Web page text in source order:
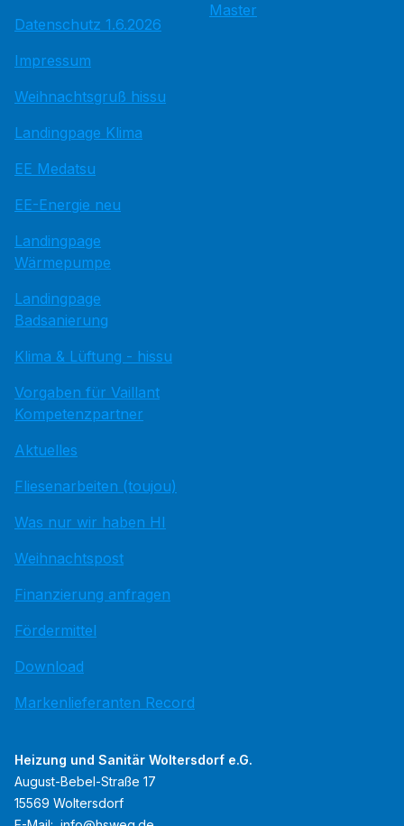
Datenschutz 1.6.2026
Impressum
Weihnachtsgruß hissu
Landingpage Klima
EE Medatsu
EE-Energie neu
Landingpage
Wärmepumpe
Landingpage
Badsanierung
Klima & Lüftung - hissu
Vorgaben für Vaillant
Kompetenzpartner
Aktuelles
Fliesenarbeiten (toujou)
Was nur wir haben HI
Weihnachtspost
Finanzierung anfragen
Fördermittel
Download
Markenlieferanten Record
Master
Heizung und Sanitär Woltersdorf e.G.
August-Bebel-Straße 17
15569 Woltersdorf